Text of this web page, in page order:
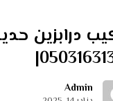
درابزين
Admin